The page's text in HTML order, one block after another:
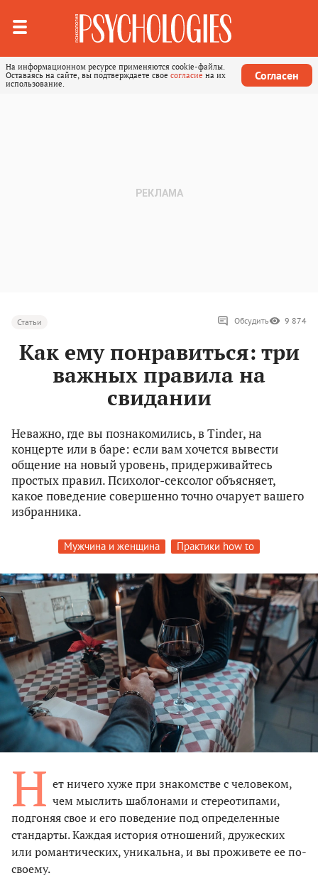
На информационном ресурсе применяются cookie-файлы.
Оставаясь на сайте, вы подтверждаете свое согласие на их
использование.
Согласен
Статьи Обсудить 9 874
Как ему понравиться: три
важных правила на
свидании
Неважно, где вы познакомились, в Tinder, на
концерте или в баре: если вам хочется вывести
общение на новый уровень, придерживайтесь
простых правил. Психолог-сексолог объясняет,
какое поведение совершенно точно очарует вашего
избранника.
Мужчина и женщина Практики how to
Н ет ничего хуже при знакомстве с человеком,
чем мыслить шаблонами и стереотипами,
подгоняя свое и его поведение под определенные
стандарты. Каждая история отношений, дружеских
или романтических, уникальна, и вы проживете ее по-
своему.